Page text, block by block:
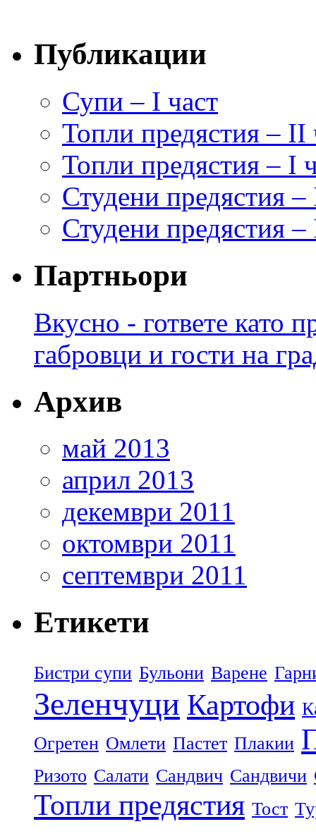
Публикации
Супи – I част
Топли предястия – II
Топли предястия – I
Студени предястия –
Студени предястия –
Партньори
Вкусно - гответе като
габровци и гости на
Архив
май 2013
април 2013
декември 2011
октомври 2011
септември 2011
Етикети
Бистри супи Бульони Варене
Зеленчуци Картофи
Огретен Омлети Пастет Плакии
Ризото Салати Сандвич Сандвичи
Топли предястия Тост